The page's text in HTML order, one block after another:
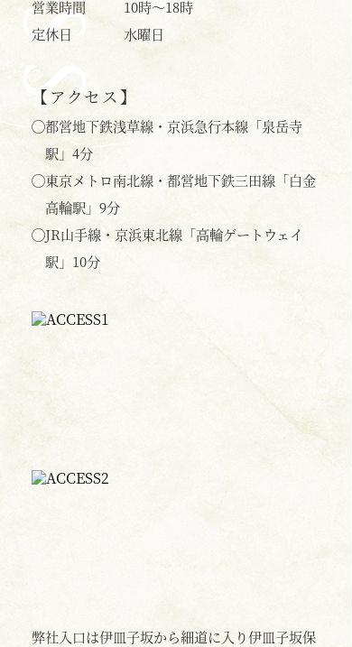
営業時間
10時〜18時
定休日
水曜日
【アクセス】
◯都営地下鉄浅草線・京浜急行本線「泉岳寺
駅」4分
◯東京メトロ南北線・都営地下鉄三田線「白金
高輪駅」9分
◯JR山手線・京浜東北線「高輪ゲートウェイ
駅」10分
弊社入口は伊皿子坂から細道に入り伊皿子坂保